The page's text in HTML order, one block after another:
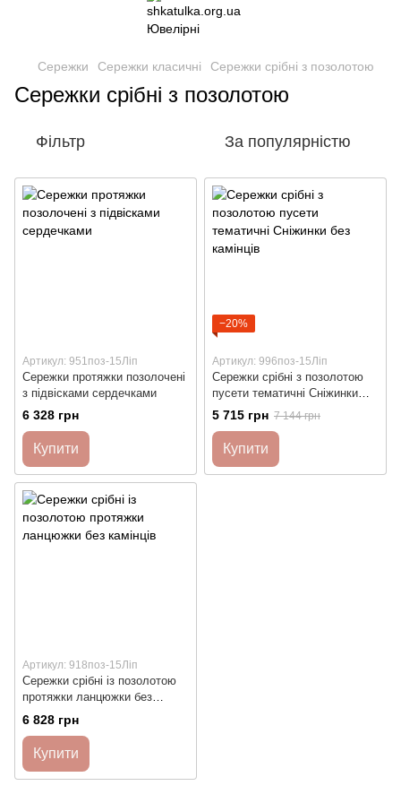
Сережки Сережки класичні Сережки срібні з позолотою
Сережки срібні з позолотою
Фільтр За популярністю
Артикул: 951поз-15Ліп
Сережки протяжки позолочені
з підвісками сердечками
6 328 грн
Купити
−20%
Артикул: 996поз-15Ліп
Сережки срібні з позолотою
пусети тематичні Сніжинки
без камінців
5 715 грн 7 144 грн
Купити
Артикул: 918поз-15Ліп
Сережки срібні із позолотою
протяжки ланцюжки без
камінців
6 828 грн
Купити